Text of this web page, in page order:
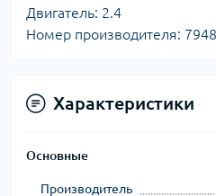
Двигатель: 2.4
Номер производителя:
Характеристики
Основные
Производитель